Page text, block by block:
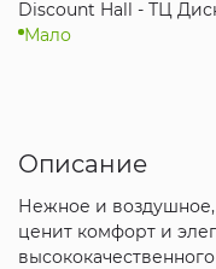
Discount Hall - ТЦ
Мало
Описание
Нежное и воздушное,
ценит комфорт и